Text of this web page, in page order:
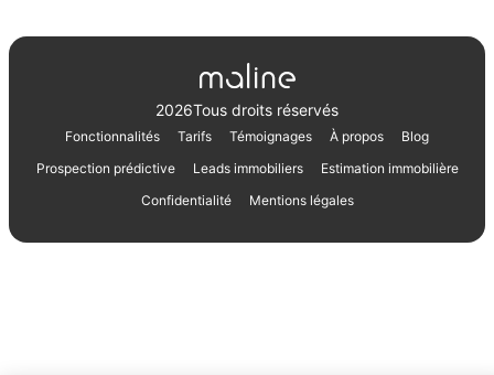
2026Tous droits réservés
Fonctionnalités Tarifs Témoignages À propos
Blog
Prospection prédictive
Leads immobiliers
Estimation immobilière
Confidentialité
Mentions légales